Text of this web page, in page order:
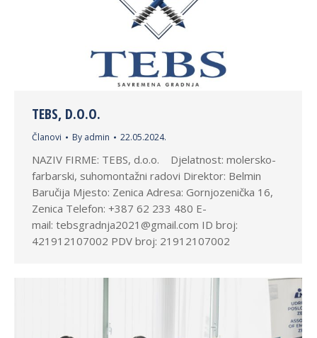
TEBS, D.O.O.
Članovi By admin 22.05.2024.
NAZIV FIRME: TEBS, d.o.o. Djelatnost: molersko-
farbarski, suhomontažni radovi Direktor: Belmin
Baručija Mjesto: Zenica Adresa: Gornjozenička 16,
Zenica Telefon: +387 62 233 480 E-
mail: tebsgradnja2021@gmail.com ID broj:
421912107002 PDV broj: 21912107002